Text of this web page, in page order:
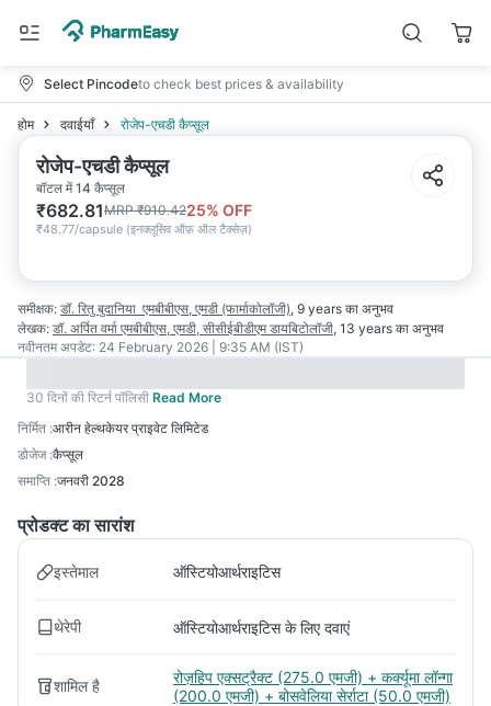
Select Pincodeto check best prices & availability
होम दवाईयाँ रोजेप-एचडी कैप्सूल
रोजेप-एचडी कैप्सूल
बॉटल में 14 कैप्सूल
₹682.81MRP₹910.4225% OFF
₹48.77/capsule (इनक्लूसिव ऑफ़ ऑल टैक्सेज़)
समीक्षक: डॉ. रितु बुदानिया एमबीबीएस, एमडी (फार्माकोलॉजी), 9 years का अनुभव
लेखक: डॉ. अर्पित वर्मा एमबीबीएस, एमडी, सीसीईबीडीएम डायबिटोलॉजी, 13 years का अनुभव
नवीनतम अपडेट: 24 February 2026 | 9:35 AM (IST)
30 दिनों की रिटर्न पॉलिसी Read More
निर्मित :आरीन हेल्थकेयर प्राइवेट लिमिटेड
डोजेज :कैप्सूल
समाप्ति :जनवरी 2028
प्रोडक्ट का सारांश
इस्तेमाल ऑस्टियोआर्थराइटिस
थेरेपी ऑस्टियोआर्थराइटिस के लिए दवाएं
शामिल है
रोज़हिप एक्सट्रैक्ट (275.0 एमजी) + कर्क्यूमा लॉन्गा
(200.0 एमजी) + बोसवेलिया सेर्राटा (50.0 एमजी)